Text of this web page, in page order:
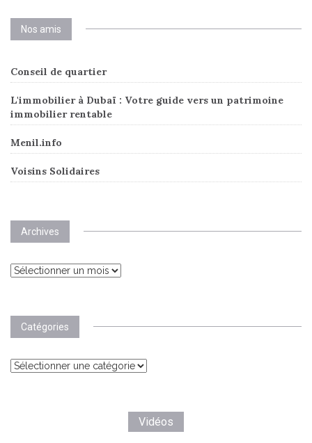
Nos amis
Conseil de quartier
L'immobilier à Dubaï : Votre guide vers un patrimoine
immobilier rentable
Menil.info
Voisins Solidaires
Archives
Archives
Catégories
Catégories
Vidéos